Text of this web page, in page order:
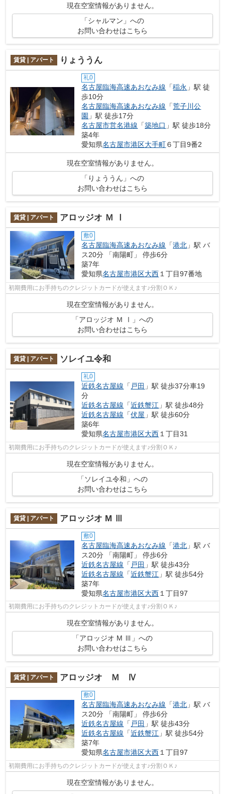
現在空室情報がありません。
「シャルマン」への
お問い合わせはこちら
賃貸 | アパート りょううん
礼0
名古屋臨海高速あおなみ線 「稲永 」駅 徒
歩10分
名古屋臨海高速あおなみ線 「荒子川公
園 」駅 徒歩17分
名古屋市営名港線 「築地口 」駅 徒歩18分
築4年
愛知県名古屋市港区大手町６丁目9番2
現在空室情報がありません。
「りょううん」への
お問い合わせはこちら
賃貸 | アパート アロッジオ Ｍ Ⅰ
敷0
名古屋臨海高速あおなみ線 「港北 」駅 バ
ス20分 「南陽町」 停歩6分
築7年
愛知県名古屋市港区大西１丁目97番地
初期費用にお手持ちのクレジットカードが使えます♪分割ＯＫ♪
現在空室情報がありません。
「アロッジオ Ｍ Ⅰ」への
お問い合わせはこちら
賃貸 | アパート ソレイユ令和
礼0
近鉄名古屋線 「 戸田 」駅 徒歩37分車19
分
近鉄名古屋線 「近鉄蟹江 」駅 徒歩48分
近鉄名古屋線 「伏屋 」駅 徒歩60分
築6年
愛知県名古屋市港区大西 １丁目31
初期費用にお手持ちのクレジットカードが使えます♪分割ＯＫ♪
現在空室情報がありません。
「ソレイユ令和」への
お問い合わせはこちら
賃貸 | アパート アロッジオ M Ⅲ
敷0
名古屋臨海高速あおなみ線 「港北 」駅 バ
ス20分 「南陽町」 停歩6分
近鉄名古屋線 「 戸田 」駅 徒歩43分
近鉄名古屋線 「近鉄蟹江 」駅 徒歩54分
築7年
愛知県名古屋市港区大西 １丁目97
初期費用にお手持ちのクレジットカードが使えます♪分割ＯＫ♪
現在空室情報がありません。
「アロッジオ M Ⅲ」への
お問い合わせはこちら
賃貸 | アパート アロッジオ Ｍ Ⅳ
敷0
名古屋臨海高速あおなみ線 「港北 」駅 バ
ス20分 「南陽町」 停歩6分
近鉄名古屋線 「 戸田 」駅 徒歩43分
近鉄名古屋線 「近鉄蟹江 」駅 徒歩54分
築7年
愛知県名古屋市港区大西 １丁目97
初期費用にお手持ちのクレジットカードが使えます♪分割ＯＫ♪
現在空室情報がありません。